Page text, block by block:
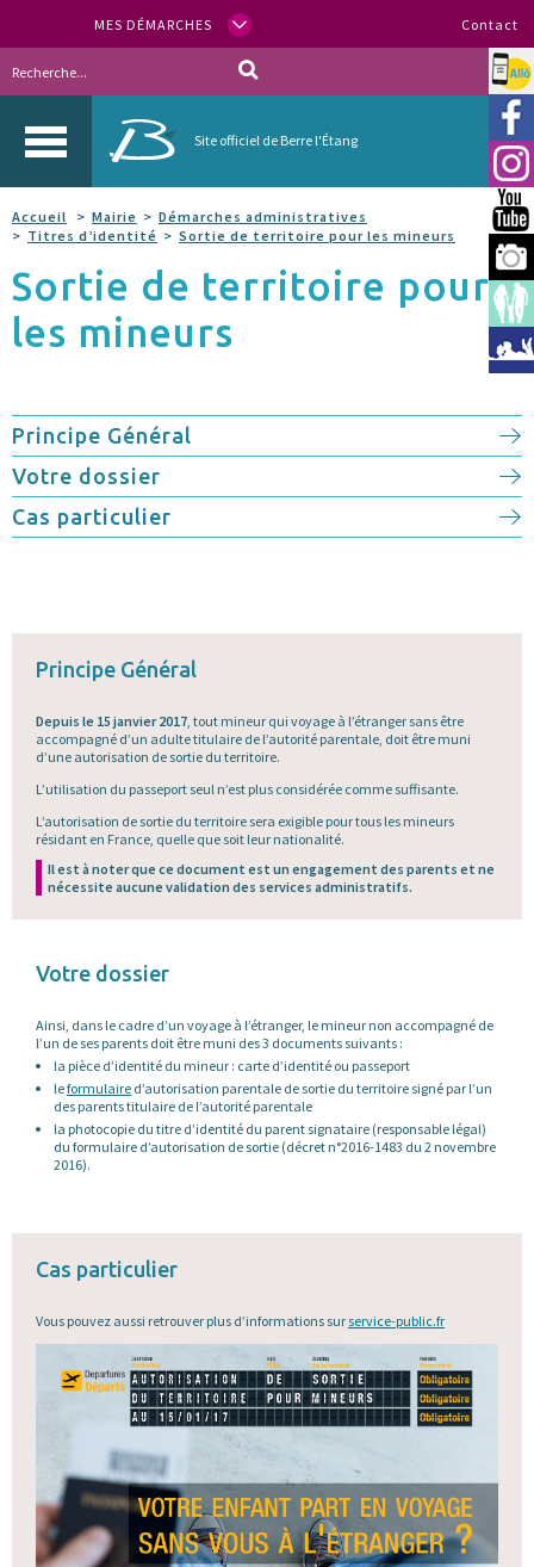
MES DÉMARCHES Contact
Site officiel de Berre l'Étang
Allo
Accueil Mairie
Démarches administratives
Titres d’identité
Sortie de territoire pour les mineurs
Sortie de territoire pour
les mineurs
Principe Général
Votre dossier
Cas particulier
Principe Général
Depuis le 15 janvier 2017, tout mineur qui voyage à l’étranger sans être
accompagné d’un adulte titulaire de l’autorité parentale, doit être muni
d’une autorisation de sortie du territoire.
L’utilisation du passeport seul n’est plus considérée comme suffisante.
L’autorisation de sortie du territoire sera exigible pour tous les mineurs
résidant en France, quelle que soit leur nationalité.
Il est à noter que ce document est un engagement des parents et ne
nécessite aucune validation des services administratifs.
Votre dossier
Ainsi, dans le cadre d’un voyage à l’étranger, le mineur non accompagné de
l’un de ses parents doit être muni des 3 documents suivants :
la pièce d’identité du mineur : carte d’identité ou passeport
leformulaire d’autorisation parentale de sortie du territoire signé par l’un
des parents titulaire de l’autorité parentale
la photocopie du titre d’identité du parent signataire (responsable légal)
du formulaire d’autorisation de sortie (décret n°2016-1483 du 2 novembre
2016).
Cas particulier
Vous pouvez aussi retrouver plus d’informations surservice-public.fr